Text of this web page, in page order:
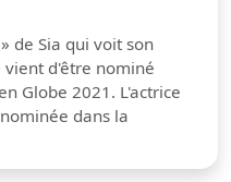
de Sia qui voit son
d'être nominé
Globe 2021. L'actrice
dans la